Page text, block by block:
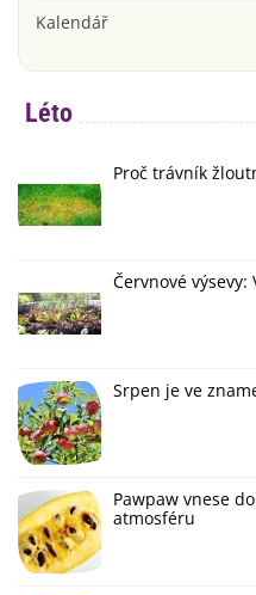
Kalendář
Léto
Proč trávník
Červnové
Srpen je ve
Pawpaw vnese
atmosféru